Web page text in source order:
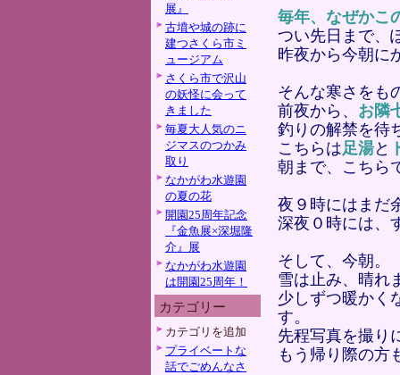
展』
古墳や城の跡に
建つさくら市ミ
ュージアム
さくら市で沢山
の妖怪に会って
きました
毎夏大人気のニ
ジマスのつかみ
取り
なかがわ水遊園
の夏の花
開園25周年記念
『金魚展×深堀隆
介』展
なかがわ水遊園
は開園25周年！
カテゴリー
カテゴリを追加
プライベートな
話でごめんなさ
毎年、なぜかこ
つい先日まで、
昨夜から今朝に
そんな寒さをも
前夜から、 お隣
釣りの解禁を待
こちらは足湯と
朝まで、こちら
夜９時にはまだ
深夜０時には、
そして、今朝。
雪は止み、晴れ
少しずつ暖かく
す。
先程写真を撮り
もう帰り際の方